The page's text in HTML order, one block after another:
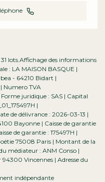
lots.Affichage des informations
: LA MAISON BASQUE |
- 64210 Bidart |
Numero TVA
juridique : SAS | Capital
|
de délivrance : 2026-03-13 |
Bayonne | Caisse de garantie
de garantie : 175497H |
75008 Paris | Montant de la
médiateur : ANM Conso |
Vincennes | Adresse du
indépendante